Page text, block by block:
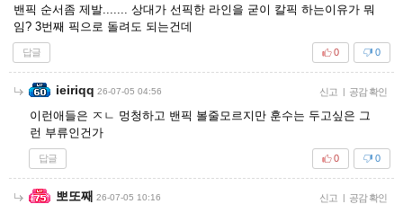
밴픽 순서좀 제발....... 상대가 선픽한 라인을 굳이 칼픽 하는이유가 뭐
임? 3번째 픽으로 돌려도 되는건데
답글 0
0
ieiriqq 26-07-05 04:56 신고 | 공감 확인
이런애들은 ㅈㄴ 멍청하고 밴픽 볼줄모르지만 훈수는 두고싶은 그
런 부류인건가
답글 0
0
뽀또째 26-07-05 10:16 신고 | 공감 확인